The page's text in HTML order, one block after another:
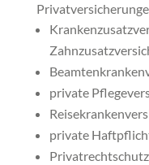
private
private